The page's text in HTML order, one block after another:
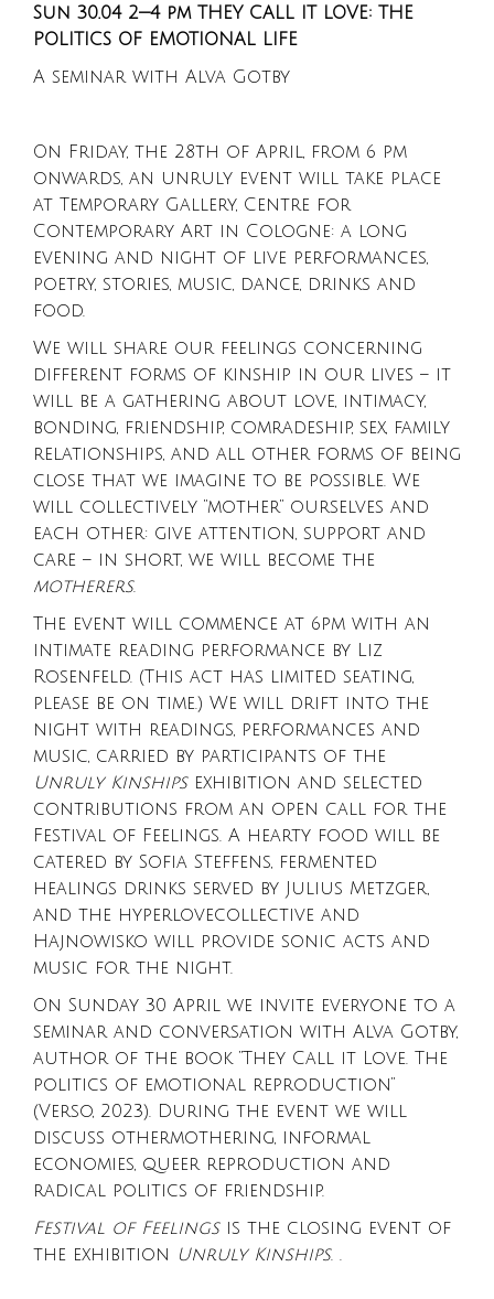
Sun 30.04 2—4 pm THEY CALL IT LOVE: THE
POLITICS OF EMOTIONAL LIFE
A seminar with Alva Gotby
On Friday, the 28th of April, from 6 pm
onwards, an unruly event will take place
at Temporary Gallery, Centre for
Contemporary Art in Cologne: a long
evening and night of live performances,
poetry, stories, music, dance, drinks and
food.
We will share our feelings concerning
different forms of kinship in our lives – it
will be a gathering about love, intimacy,
bonding, friendship, comradeship, sex, family
relationships, and all other forms of being
close that we imagine to be possible. We
will collectively “mother” ourselves and
each other: give attention, support and
care – in short, we will become the
motherers.
The event will commence at 6pm with an
intimate reading performance by Liz
Rosenfeld. (This act has limited seating,
please be on time.) We will drift into the
night with readings, performances and
music, carried by participants of the
Unruly Kinshipsexhibition and selected
contributions from an open call for the
Festival of Feelings. A hearty food will be
catered by Sofia Steffens, fermented
healings drinks served by Julius Metzger,
and the hyperlovecollective and
Hajnowisko will provide sonic acts and
music for the night.
On Sunday 30 April we invite everyone to a
seminar and conversation with Alva Gotby,
author of the book “They Call it Love. The
politics of emotional reproduction”
(Verso, 2023). During the event we will
discuss othermothering, informal
economies, queer reproduction and
radical politics of friendship.
Festival of Feelingsis the closing event of
the exhibition
Unruly Kinships. .